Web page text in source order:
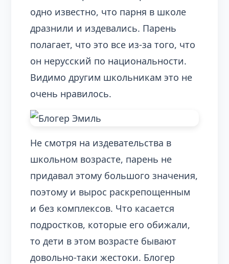
одно известно, что парня в школе
дразнили и издевались. Парень
полагает, что это все из-за того, что
он нерусский по национальности.
Видимо другим школьникам это не
очень нравилось.
Не смотря на издевательства в
школьном возрасте, парень не
придавал этому большого значения,
поэтому и вырос раскрепощенным
и без комплексов. Что касается
подростков, которые его обижали,
то дети в этом возрасте бывают
довольно-таки жестоки. Блогер